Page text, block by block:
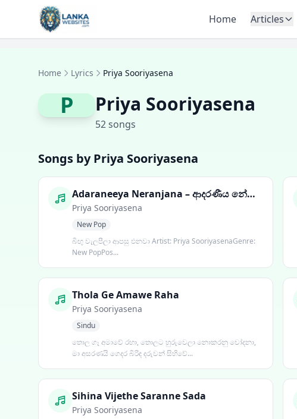
Skip to content
Home Articles
Home Lyrics Priya Sooriyasena
P Priya Sooriyasena
52 songs
Songs by Priya Sooriyasena
Adaraneeya Neranjana – ආදරණීය නේරංජනා
Priya Sooriyasena
New Pop
බිඟු වැලපීලා ආපසු එනවා Artist: Priya SooriyasenaGenre:
New PopPos...
Thola Ge Amawe Raha
Priya Sooriyasena
Sindu
තොල ගෑ අමාවේ රහා, තොලට හුරුවෙලා නොකරනු චෝදනා,
මා අසරණයි ගෙදර බිරිඳ දරුවන් සිහිවේ...
Sihina Vijethe Saranne Sada
Priya Sooriyasena